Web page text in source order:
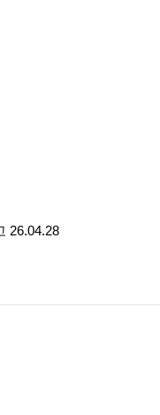
26.04.28